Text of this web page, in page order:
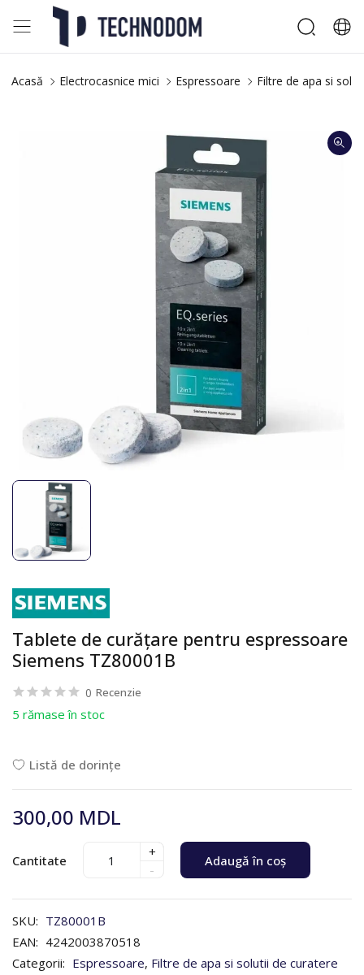
Acasă Electrocasnice mici Espressoare Filtre de apa si
Tablete de curățare pentru espressoare
Siemens TZ80001B
0 Recenzie
5 rămase în stoc
Listă de dorințe
300,00 MDL
Cantitate
+
-
Adaugă în coș
SKU: TZ80001B
EAN: 4242003870518
Categorii: Espressoare, Filtre de apa si solutii de curatere